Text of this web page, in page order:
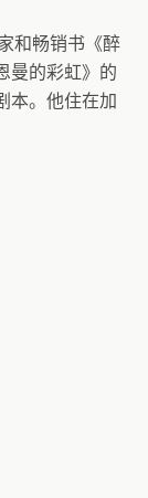
和畅销书《醉
曼的彩虹》的
本。他住在加